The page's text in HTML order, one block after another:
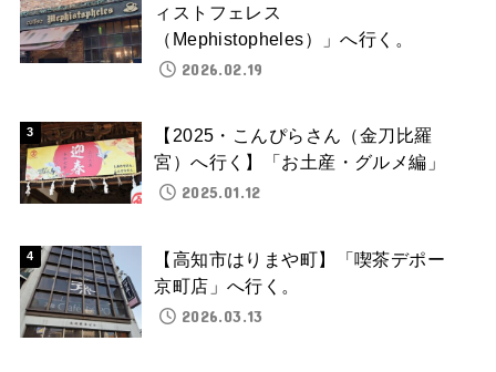
ィストフェレス
（Mephistopheles）」へ行く。
2026.02.19
【2025・こんぴらさん（金刀比羅
宮）へ行く】「お土産・グルメ編」
2025.01.12
【高知市はりまや町】「喫茶デポー
京町店」へ行く。
2026.03.13